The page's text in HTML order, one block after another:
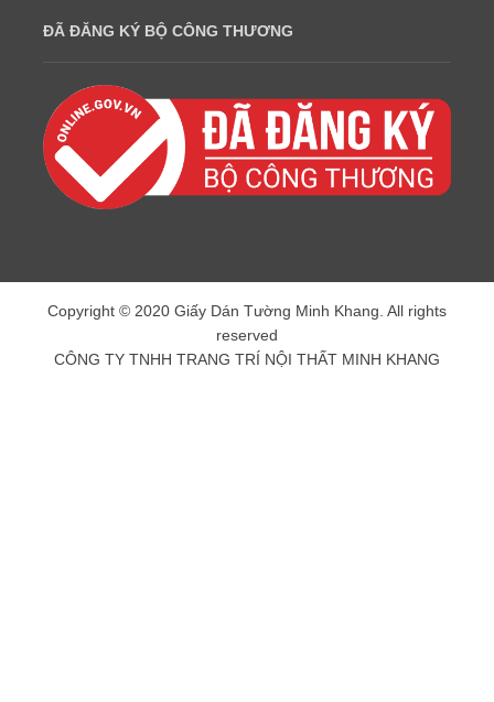
ĐÃ ĐĂNG KÝ BỘ CÔNG THƯƠNG
Copyright © 2020 Giấy Dán Tường Minh Khang. All rights
reserved
CÔNG TY TNHH TRANG TRÍ NỘI THẤT MINH KHANG